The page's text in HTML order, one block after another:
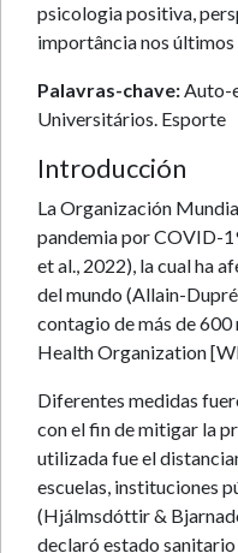
psicologia positiva,
importância nos últimos
Palavras-chave:Auto-
Universitários. Esporte
Introducción
La Organización
pandemia por COVID-
et al., 2022), la cual ha
del mundo (Allain-
contagio de más de
Health Organization
Diferentes medidas
con el fin de mitigar la
utilizada fue el
escuelas, instituciones
(Hjálmsdóttir &
declaró estado